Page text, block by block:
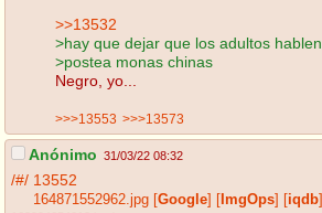
>>13532
>hay que dejar que los adultos hablen
>postea monas chinas
Negro, yo...
>>>13553 >>>13573
Anónimo 31/03/22 08:32
/#/ 13552
164871552962.jpg [Google] [ ImgOps] [iqdb]